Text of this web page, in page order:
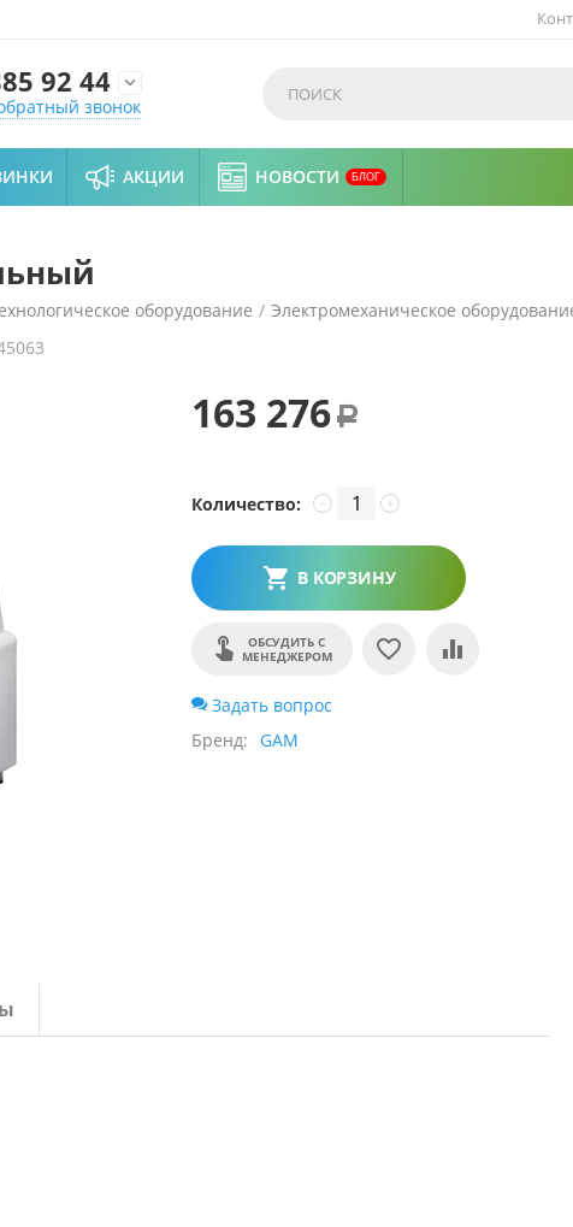
92 44 
звонок
АКЦИИ НОВОСТИ БЛОГ
оборудование / Электромеханическое
163 276 Р
Количество: +
−
В КОРЗИНУ
ОБСУДИТЬ С
МЕНЕДЖЕРОМ
Задать вопрос
Бренд
GAM